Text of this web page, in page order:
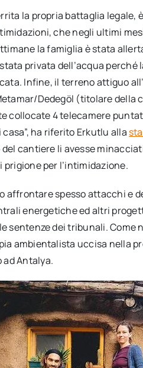
la propria battaglia legale,
che negli ultimi
la famiglia è stata
privata dell’acqua
Infine, il terreno attiguo
Dedegöl (titolare della
collocate 4 telecamere
ha riferito Erkutlu alla
cantiere li avesse
per l’intimidazione.
affrontare spesso attacchi e
energetiche ed altri
sentenze dei tribunali. Come
ambientalista uccisa nella
Antalya.